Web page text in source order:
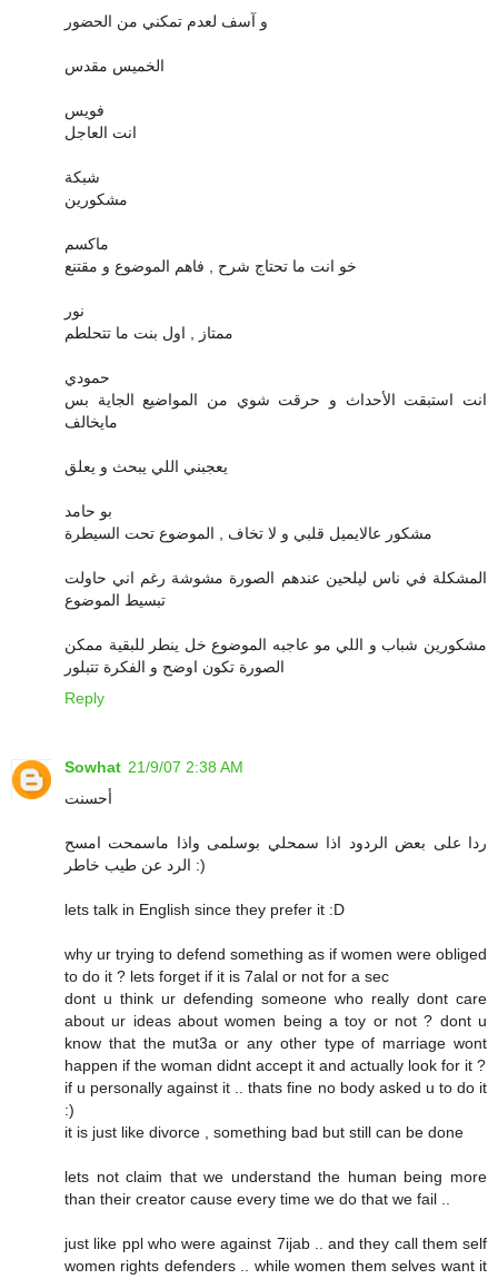
و آسف لعدم تمكني من الحضور
الخميس مقدس
فويس
انت العاجل
شبكة
مشكورين
ماكسم
خو انت ما تحتاج شرح , فاهم الموضوع و مقتنع
نور
ممتاز , اول بنت ما تتحلطم
حمودي
انت استبقت الأحداث و حرقت شوي من المواضيع الجاية بس
مايخالف
يعجبني اللي يبحث و يعلق
بو حامد
مشكور عالايميل قلبي و لا تخاف , الموضوع تحت السيطرة
المشكلة في ناس ليلحين عندهم الصورة مشوشة رغم اني حاولت
تبسيط الموضوع
مشكورين شباب و اللي مو عاجبه الموضوع خل ينطر للبقية ممكن
الصورة تكون اوضح و الفكرة تتبلور
Reply
Sowhat 21/9/07 2:38 AM
أحسنت
ردا على بعض الردود اذا سمحلي بوسلمى واذا ماسمحت امسح
الرد عن طيب خاطر :)
lets talk in English since they prefer it :D
why ur trying to defend something as if women were obliged
to do it ? lets forget if it is 7alal or not for a sec
dont u think ur defending someone who really dont care
about ur ideas about women being a toy or not ? dont u
know that the mut3a or any other type of marriage wont
happen if the woman didnt accept it and actually look for it ?
if u personally against it .. thats fine no body asked u to do it
:)
it is just like divorce , something bad but still can be done
lets not claim that we understand the human being more
than their creator cause every time we do that we fail ..
just like ppl who were against 7ijab .. and they call them self
women rights defenders .. while women them selves want it